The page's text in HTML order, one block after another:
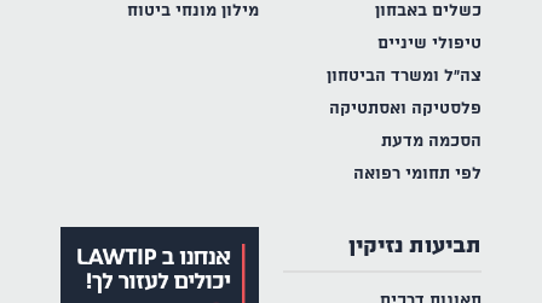
כשלים באבחון
טיפולי שיניים
צה"ל ומשרד הביטחון
פלסטיקה ואסתטיקה
הסכמה מדעת
לפי תחומי רפואה
מילון מונחי ביטוח
תביעות נזיקין